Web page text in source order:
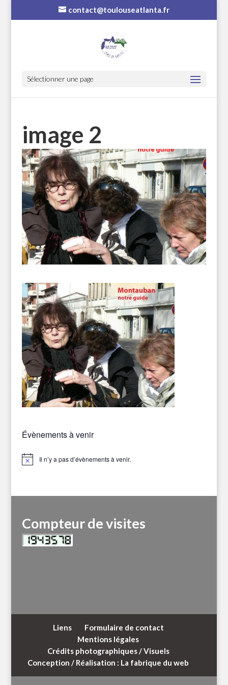
contact@toulouseatlanta.fr
Sélectionner une page
image 2
Évènements à venir
Notice Il n’y a pas d’évènements à venir.
Compteur de visites
Liens
Formulaire de contact
Mentions légales
Crédits photographiques / Visuels
Conception / Réalisation : La fabrique du web